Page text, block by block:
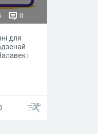
0
для
і